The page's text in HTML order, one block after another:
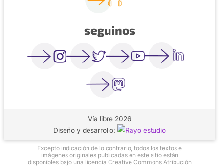
seguinos
Vía libre 2026
Diseño y desarrollo:
Excepto indicación de lo contrario, todos los textos e
imágenes originales publicadas en este sitio están
disponibles bajo una licencia Creative Commons Atribución